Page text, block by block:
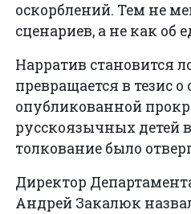
оскорблений. Тем не
сценариев, а не как
Нарратив становится
превращается в тезис
опубликованной
русскоязычных детей
толкование было
Директор
Андрей Закалюк